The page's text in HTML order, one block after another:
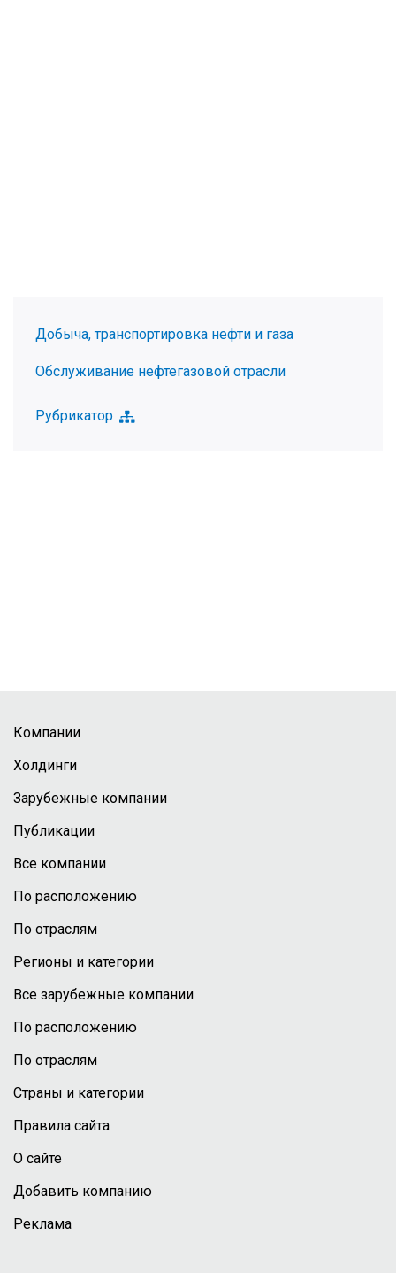
Добыча, транспортировка нефти и газа
Обслуживание нефтегазовой отрасли
Рубрикатор
Компании
Холдинги
Зарубежные компании
Публикации
Все компании
По расположению
По отраслям
Регионы и категории
Все зарубежные компании
По расположению
По отраслям
Страны и категории
Правила сайта
О сайте
Добавить компанию
Реклама